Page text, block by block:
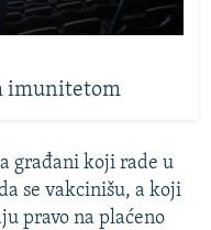
imunitetom
građani koji rade u
se vakcinišu, a koji
pravo na plaćeno